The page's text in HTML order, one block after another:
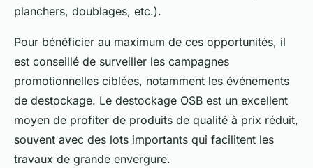
planchers, doublages, etc.).
Pour bénéficier au maximum de ces opportunités, il
est conseillé de surveiller les campagnes
promotionnelles ciblées, notamment les événements
de destockage. Le destockage OSB est un excellent
moyen de profiter de produits de qualité à prix réduit,
souvent avec des lots importants qui facilitent les
travaux de grande envergure.